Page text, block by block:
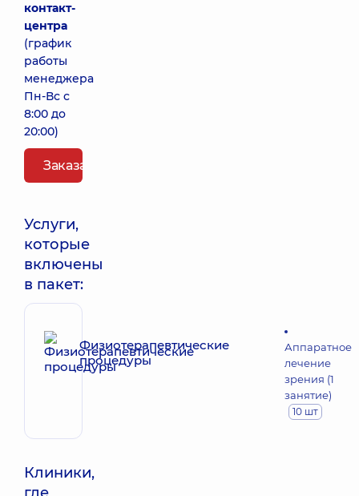
контакт-
центра
(график
работы
менеджера
Пн-Вс с
8:00 до
20:00)
Заказать пакет
Услуги,
которые
включены
в пакет:
Физиотерапевтические
процедуры
Аппаратное
лечение
зрения (1
занятие)
10 шт
Клиники,